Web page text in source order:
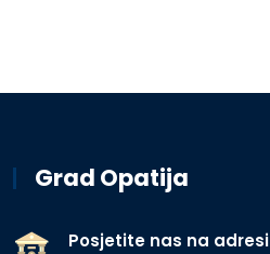
Grad Opatija
Posjetite nas na adresi